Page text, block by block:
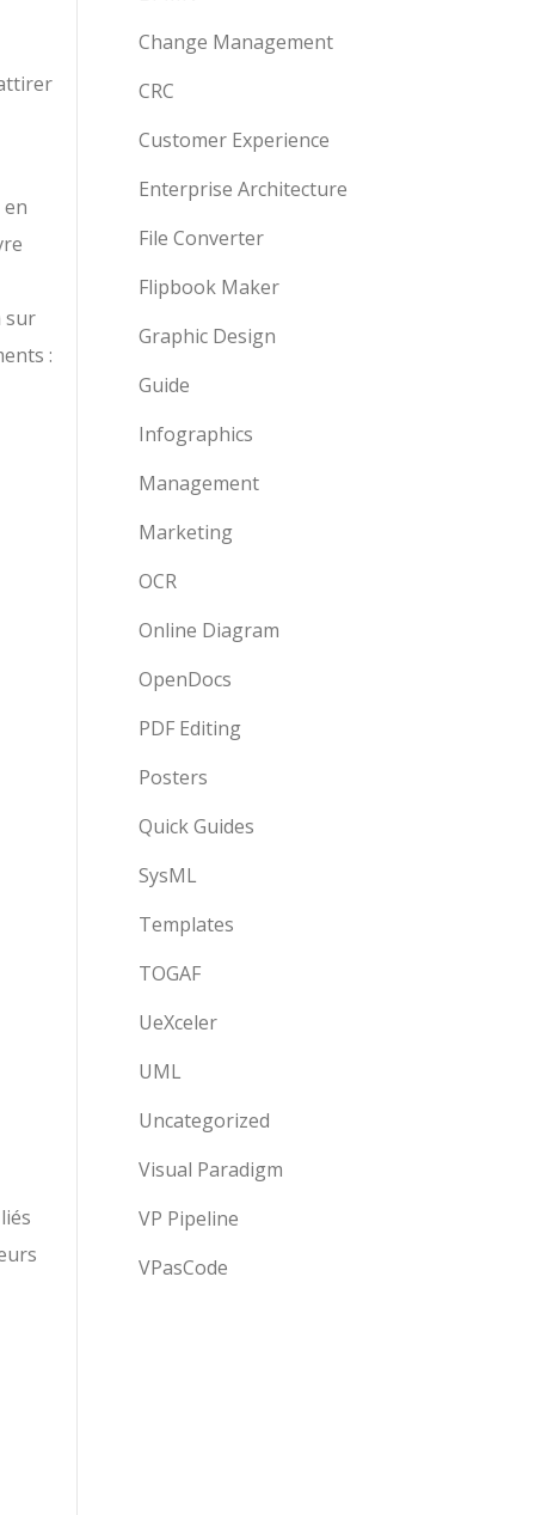
sur
:
Change Management
CRC
Customer Experience
Enterprise Architecture
File Converter
Flipbook Maker
Graphic Design
Guide
Infographics
Management
Marketing
OCR
Online Diagram
OpenDocs
PDF Editing
Posters
Quick Guides
SysML
Templates
TOGAF
UeXceler
UML
Uncategorized
Visual Paradigm
VP Pipeline
VPasCode